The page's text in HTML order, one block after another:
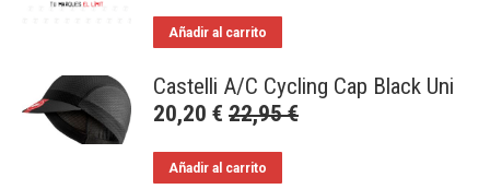
Añadir al carrito
Castelli A/C Cycling Cap Black Uni
20,20 € 22,95€
Añadir al carrito